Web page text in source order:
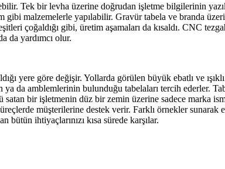
Tek bir levha üzerine doğrudan işletme bilgilerinin
malzemelerle yapılabilir. Gravür tabela ve branda
çoğaldığı gibi, üretim aşamaları da kısaldı. CNC
da yardımcı olur.
yere göre değişir. Yollarda görülen büyük ebatlı ve
da amblemlerinin bulunduğu tabelaları tercih ederler.
satan bir işletmenin düz bir zemin üzerine sadece marka
müşterilerine destek verir. Farklı örnekler sunarak
bütün ihtiyaçlarınızı kısa sürede karşılar.